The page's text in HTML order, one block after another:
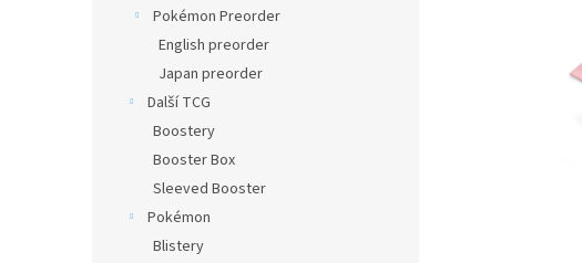
Pokémon Preorder
English preorder
Japan preorder
Další TCG
Boostery
Booster Box
Sleeved Booster
Pokémon
Blistery